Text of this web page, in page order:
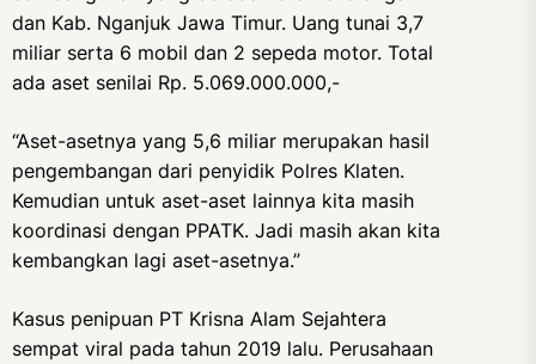
dan Kab. Nganjuk Jawa Timur. Uang tunai 3,7
miliar serta 6 mobil dan 2 sepeda motor. Total
ada aset senilai Rp. 5.069.000.000,-
“Aset-asetnya yang 5,6 miliar merupakan hasil
pengembangan dari penyidik Polres Klaten.
Kemudian untuk aset-aset lainnya kita masih
koordinasi dengan PPATK. Jadi masih akan kita
kembangkan lagi aset-asetnya.”
Kasus penipuan PT Krisna Alam Sejahtera
sempat viral pada tahun 2019 lalu. Perusahaan